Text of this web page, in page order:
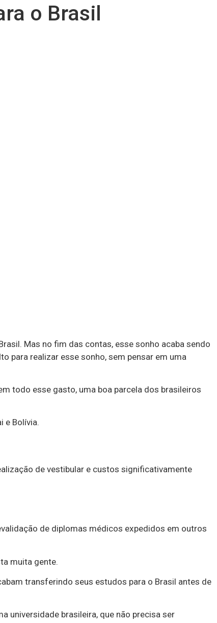
o Brasil
Mas no fim das contas, esse sonho acaba sendo
para realizar esse sonho, sem pensar em uma
todo esse gasto, uma boa parcela dos brasileiros
e Bolívia.
de vestibular e custos significativamente
de diplomas médicos expedidos em outros
muita gente.
transferindo seus estudos para o Brasil antes de
universidade brasileira, que não precisa ser